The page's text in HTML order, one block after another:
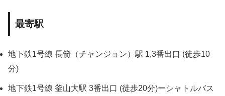
最寄駅
地下鉄1号線 長箭（チャンジョン）駅 1,3番出口 (徒歩10
分)
地下鉄1号線 釜山大駅 3番出口 (徒歩20分)ーシャトルバス